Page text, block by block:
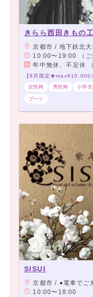
きらら西田きもの
京都市 / 地下鉄北
10:00〜19:00 （ご
年中無休、不定休 （臨時休
女性袴
男性袴 小学
ブーツ
SISUI
京都市 / ●電車でご来店の方→地下鉄烏丸線 四条駅・阪急京都線 烏丸駅下車 24番出口より
10:00〜18:00